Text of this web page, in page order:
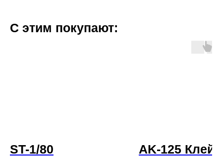
С этим покупают:
ST-1/80
AK-125 Клей